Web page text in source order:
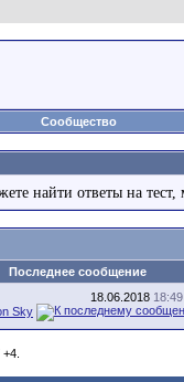
Сообщество
найти ответы на
Последнее сообщение
18.06.2018 18:49
Sky